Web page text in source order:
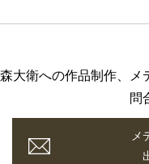
森大衛への作品制作、メ
問
メ